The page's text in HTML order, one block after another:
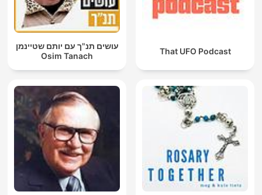
עושים תנ"ך עם יותם שטיינמן
Osim Tanach
That UFO Podcast